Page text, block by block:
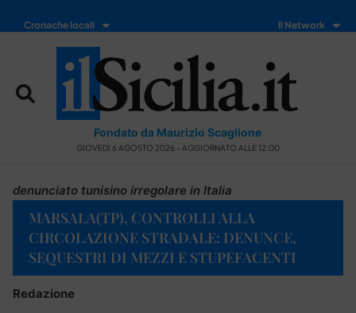
Cronache locali Il Network
Fondato da Maurizio Scaglione
GIOVEDÌ 6 AGOSTO 2026 - AGGIORNATO ALLE 12:00
denunciato tunisino irregolare in Italia
MARSALA(TP), CONTROLLI ALLA
CIRCOLAZIONE STRADALE: DENUNCE,
SEQUESTRI DI MEZZI E STUPEFACENTI
Redazione